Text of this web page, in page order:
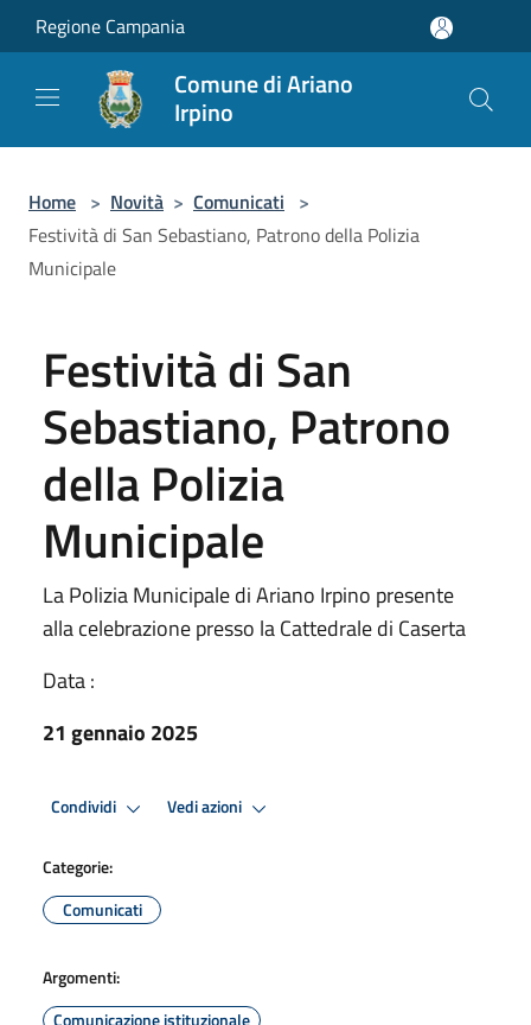
Salta al contenuto principale
Regione Campania
Comune di Ariano
Irpino
Home > Novità > Comunicati >
Festività di San Sebastiano, Patrono della Polizia
Municipale
Festività di San
Sebastiano, Patrono
della Polizia
Municipale
La Polizia Municipale di Ariano Irpino presente
alla celebrazione presso la Cattedrale di Caserta
Data :
21 gennaio 2025
Condividi Vedi azioni
Categorie:
Comunicati
Argomenti:
Comunicazione istituzionale